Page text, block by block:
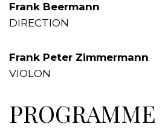
Frank Beermann
DIRECTION
Frank Peter Zimmermann
VIOLON
PROGRAMME